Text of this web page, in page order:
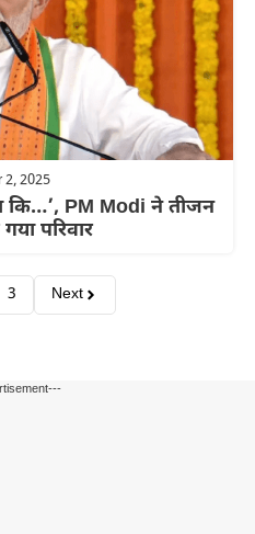
2, 2025
कि…’, PM Modi ने तीजन
परिवार
3 Next